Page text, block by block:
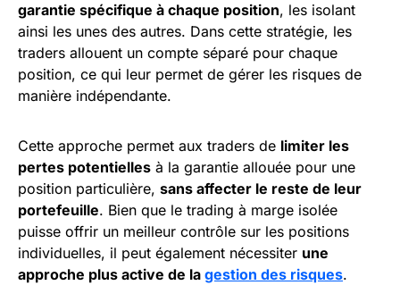
garantie spécifique à chaque position, les isolant
ainsi les unes des autres. Dans cette stratégie, les
traders allouent un compte séparé pour chaque
position, ce qui leur permet de gérer les risques de
manière indépendante.
Cette approche permet aux traders de limiter les
pertes potentielles à la garantie allouée pour une
position particulière, sans affecter le reste de leur
portefeuille. Bien que le trading à marge isolée
puisse offrir un meilleur contrôle sur les positions
individuelles, il peut également nécessiter une
approche plus active de la gestion des risques.